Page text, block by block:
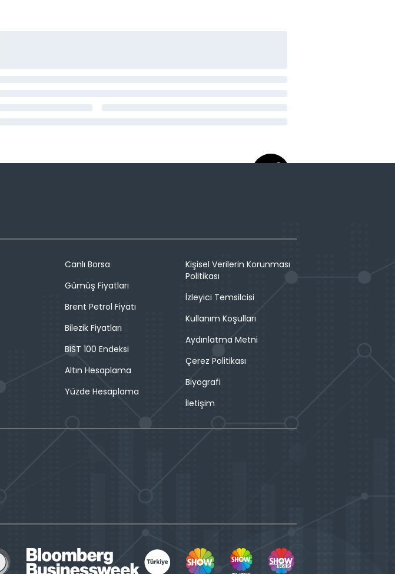
Canlı Borsa
Gümüş Fiyatları
Brent Petrol Fiyatı
Bilezik Fiyatları
BIST 100 Endeksi
Altın Hesaplama
Yüzde Hesaplama
Kişisel Verilerin Korunması
Politikası
İzleyici Temsilcisi
Kullanım Koşulları
Aydınlatma Metni
Çerez Politikası
Biyografi
İletişim